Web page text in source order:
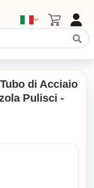
di Acciaio
Pulisci -